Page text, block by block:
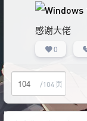
感谢大佬
0
/104 页